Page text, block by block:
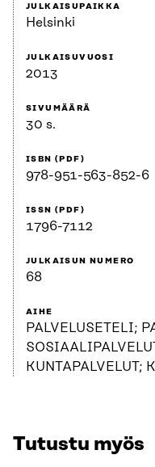
JULKAISUPAIKKA
Helsinki
JULKAISUVUOSI
2013
SIVUMÄÄRÄ
30 s.
ISBN (PDF)
978-951-563-852-6
ISSN (PDF)
1796-7112
JULKAISUN NUMERO
68
AIHE
PALVELUSETELI;
KUNTAPALVELUT;
Tutustu myös